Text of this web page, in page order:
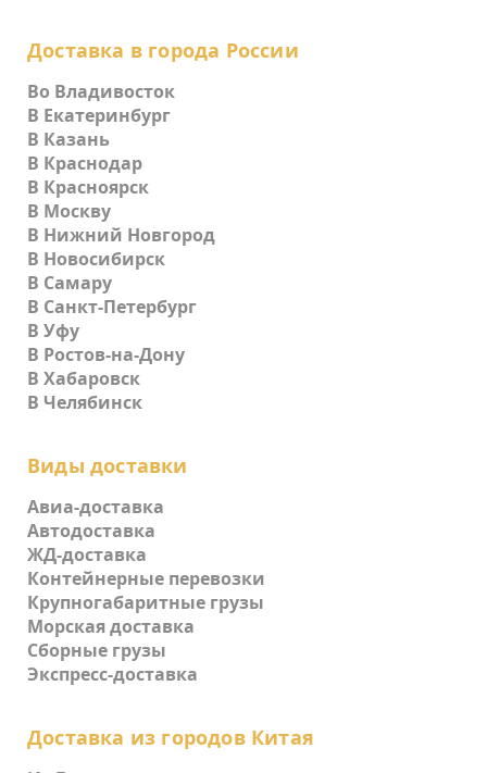
Доставка в города России
Во Владивосток
В Екатеринбург
В Казань
В Краснодар
В Красноярск
В Москву
В Нижний Новгород
В Новосибирск
В Самару
В Санкт-Петербург
В Уфу
В Ростов-на-Дону
В Хабаровск
В Челябинск
Виды доставки
Авиа-доставка
Автодоставка
ЖД-доставка
Контейнерные перевозки
Крупногабаритные грузы
Морская доставка
Сборные грузы
Экспресс-доставка
Доставка из городов Китая